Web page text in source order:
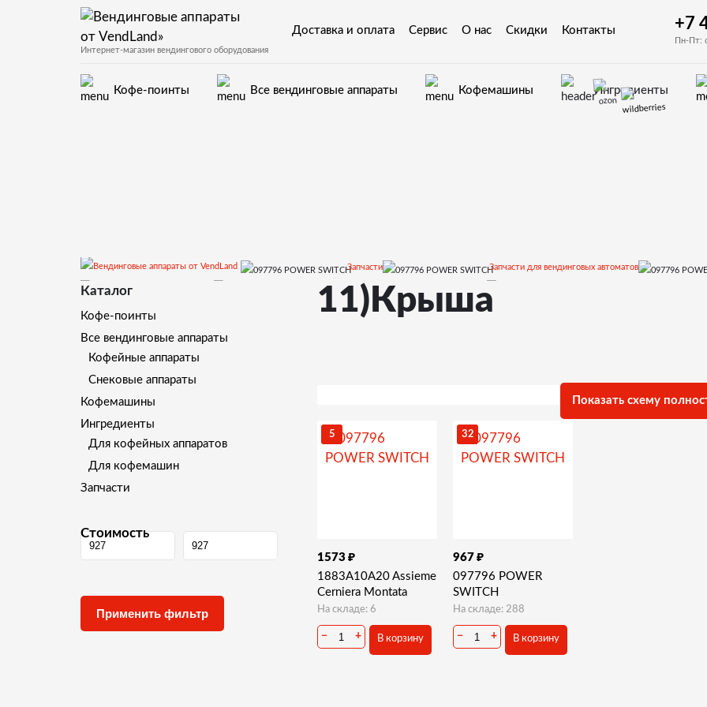
Интернет-магазин вендингового оборудования
Доставка и оплата Сервис О нас Скидки Контакты +7
Пн-Пт:
Кофе-поинты Все вендинговые аппараты Кофемашины Ингредиенты
Запчасти Запчасти для вендинговых автоматов
Запчасти и деталировки для Saeco Rubino
Каталог
Кофе-поинты
Все вендинговые аппараты
Кофейные аппараты
Снековые аппараты
Кофемашины
Ингредиенты
Для кофейных аппаратов
Для кофемашин
Запчасти
Стоимость
11)Крыша
Показать схему
5
1573 ₽
1883A10A20 Assieme
Cerniera Montata
На складе: 6
− + В корзину
32
967 ₽
097796 POWER
SWITCH
На складе: 288
− + В корзину